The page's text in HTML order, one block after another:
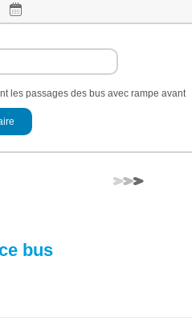
les passages des bus avec rampe avant
bus